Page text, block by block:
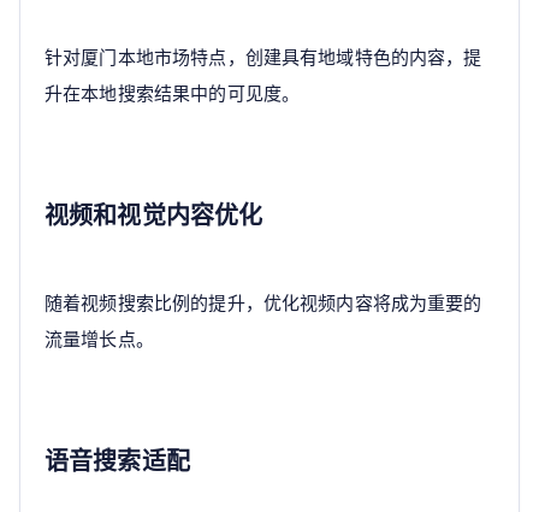
针对厦门本地市场特点，创建具有地域特色的内容，提
升在本地搜索结果中的可见度。
视频和视觉内容优化
随着视频搜索比例的提升，优化视频内容将成为重要的
流量增长点。
语音搜索适配